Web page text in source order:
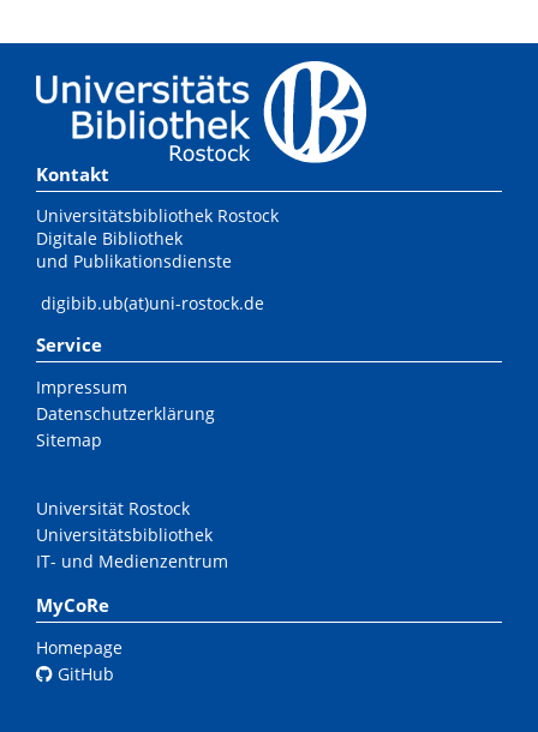
Kontakt
Universitätsbibliothek Rostock
Digitale Bibliothek
und Publikationsdienste
digibib.ub(at)uni-rostock.de
Service
Impressum
Datenschutzerklärung
Sitemap
Universität Rostock
Universitätsbibliothek
IT- und Medienzentrum
MyCoRe
Homepage
GitHub